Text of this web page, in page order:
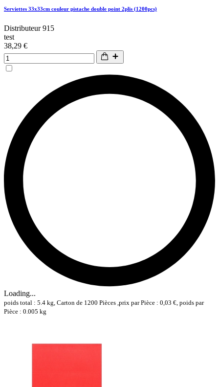
Serviettes 33x33cm couleur pistache double point 2plis (1200pcs)
Distributeur 915
test
38,29 €
Loading...
poids total : 5.4 kg, Carton de 1200 Pièces ,prix par Pièce : 0,03 €, poids par
Pièce : 0.005 kg